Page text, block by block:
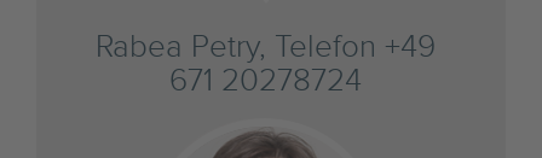
Rabea Petry, Telefon +49
671 20278724